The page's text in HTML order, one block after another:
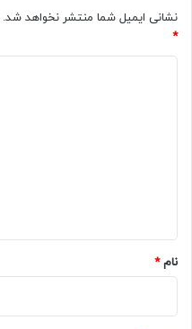
نشانی ایمیل شما منتشر نخواهد شد.
*
نام*